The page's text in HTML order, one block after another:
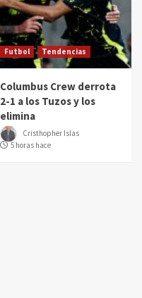
Futbol Tendencias
Columbus Crew derrota
2-1 a los Tuzos y los
elimina
Cristhopher Islas
5 horas hace